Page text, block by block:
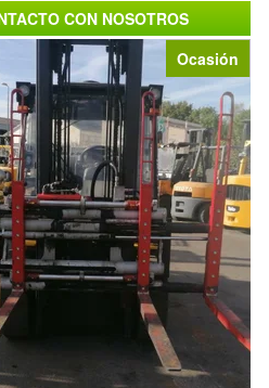
Ocasión
CON NOSOTROS